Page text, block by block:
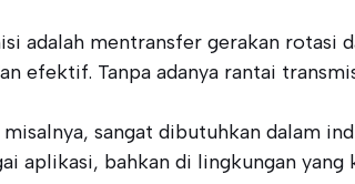
adalah mentransfer gerakan
efektif. Tanpa adanya rantai
sangat dibutuhkan dalam
aplikasi, bahkan di lingkungan yang